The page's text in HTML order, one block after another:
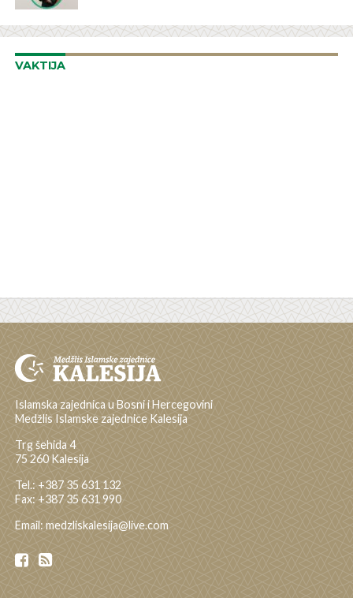
VAKTIJA
Islamska zajednica u Bosni i Hercegovini
Medžlis Islamske zajednice Kalesija
Trg šehida 4
75 260 Kalesija
Tel.: +387 35 631 132
Fax: +387 35 631 990
Email: medzliskalesija@live.com